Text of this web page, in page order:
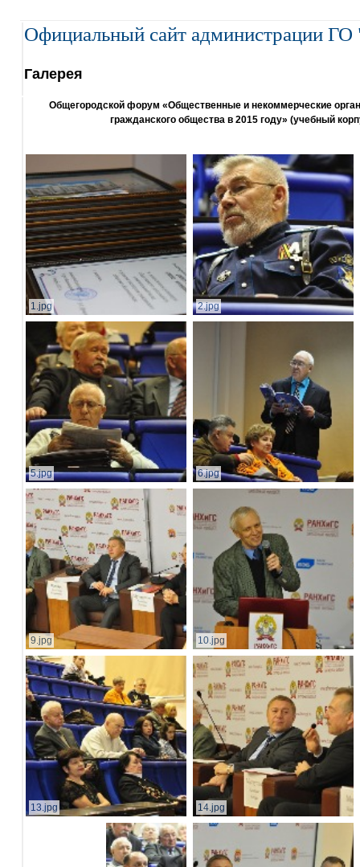
Официальный сайт администрации ГО
Галерея
Общегородской форум «Общественные и некоммерческие
гражданского общества в 2015 году» (учебный
1.jpg 2.jpg
5.jpg 6.jpg
9.jpg 10.jpg
13.jpg 14.jpg